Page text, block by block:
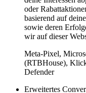
oder
basierend auf
sowie deren
wir auf dieser
Meta-Pixel,
(RTBHouse),
Defender
Erweitertes